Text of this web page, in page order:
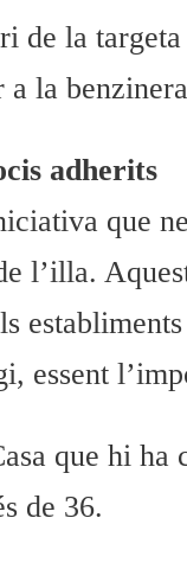
de la
a la
adherits
que
l’illa.
essent
que hi
de 36.